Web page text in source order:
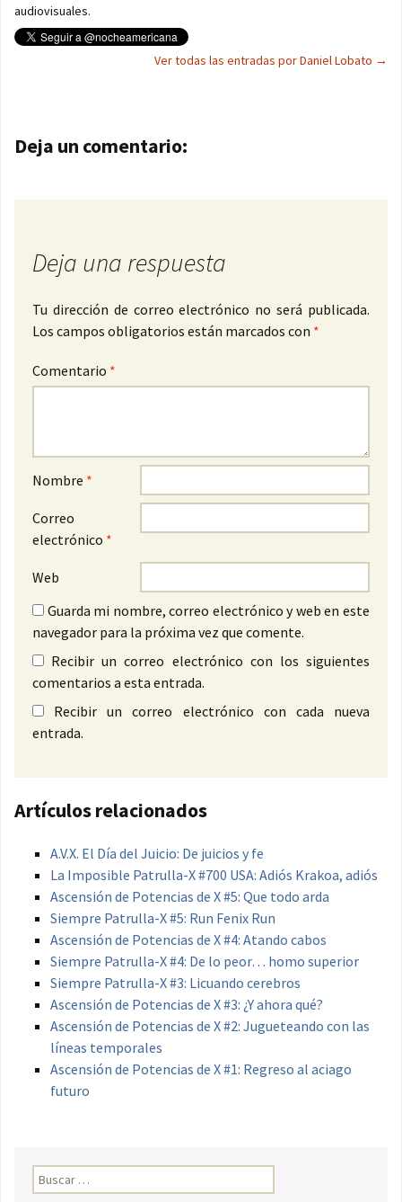
audiovisuales.
Ver todas las entradas por Daniel Lobato →
Navegación de entradas
Deja un comentario:
Deja una respuesta
Tu dirección de correo electrónico no será publicada.
Los campos obligatorios están marcados con *
Comentario *
Nombre *
Correo
electrónico *
Web
Guarda mi nombre, correo electrónico y web en este
navegador para la próxima vez que comente.
Recibir un correo electrónico con los siguientes
comentarios a esta entrada.
Recibir un correo electrónico con cada nueva
entrada.
Artículos relacionados
A.V.X. El Día del Juicio: De juicios y fe
La Imposible Patrulla-X #700 USA: Adiós Krakoa, adiós
Ascensión de Potencias de X #5: Que todo arda
Siempre Patrulla-X #5: Run Fenix Run
Ascensión de Potencias de X #4: Atando cabos
Siempre Patrulla-X #4: De lo peor… homo superior
Siempre Patrulla-X #3: Licuando cerebros
Ascensión de Potencias de X #3: ¿Y ahora qué?
Ascensión de Potencias de X #2: Jugueteando con las
líneas temporales
Ascensión de Potencias de X #1: Regreso al aciago
futuro
Buscar: